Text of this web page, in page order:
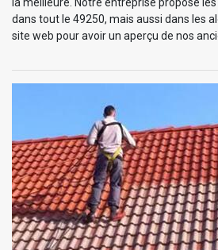
dans tout le 49250, mais aussi dans les
site web pour avoir un aperçu de nos